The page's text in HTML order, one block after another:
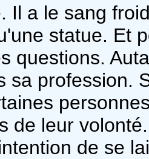
Il a le sang
statue. Et
questions.
sa profession.
de leur
de se